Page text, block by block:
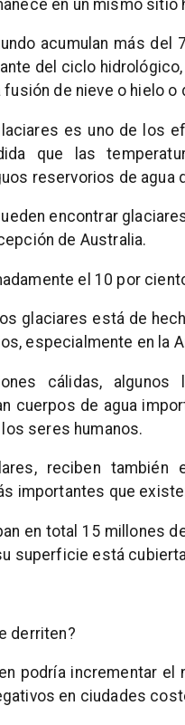
en un mismo
acumulan más
del ciclo
fusión de nieve o hielo o
es uno de los
que las
reservorios de agua
encontrar
de Australia.
el 10 por
glaciares está de
especialmente en la
cálidas,
cuerpos de agua
seres humanos.
reciben
importantes que
en total 15 millones
superficie está
derriten?
podría incrementar
en ciudades